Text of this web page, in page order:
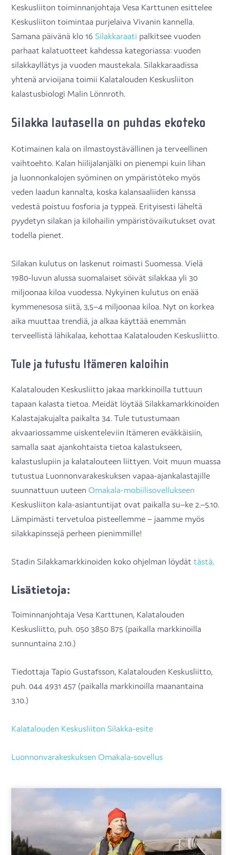
Keskusliiton toiminnanjohtaja Vesa Karttunen esittelee
Keskusliiton toimintaa purjelaiva Vivanin kannella.
Samana päivänä klo 16Silakkaraati palkitsee vuoden
parhaat kalatuotteet kahdessa kategoriassa: vuoden
silakkayllätys ja vuoden maustekala. Silakkaraadissa
yhtenä arvioijana toimii Kalatalouden Keskusliiton
kalastusbiologi Malin Lönnroth.
Silakka lautasella on puhdas ekoteko
Kotimainen kala on ilmastoystävällinen ja terveellinen
vaihtoehto. Kalan hiilijalanjälki on pienempi kuin lihan
ja luonnonkalojen syöminen on ympäristöteko myös
veden laadun kannalta, koska kalansaaliiden kanssa
vedestä poistuu fosforia ja typpeä. Erityisesti läheltä
pyydetyn silakan ja kilohailin ympäristövaikutukset ovat
todella pienet.
Silakan kulutus on laskenut roimasti Suomessa. Vielä
1980-luvun alussa suomalaiset söivät silakkaa yli 30
miljoonaa kiloa vuodessa. Nykyinen kulutus on enää
kymmenesosa siitä, 3,5–4 miljoonaa kiloa. Nyt on korkea
aika muuttaa trendiä, ja alkaa käyttää enemmän
terveellistä lähikalaa, kehottaa Kalatalouden Keskusliitto.
Tule ja tutustu Itämeren kaloihin
Kalatalouden Keskusliitto jakaa markkinoilla tuttuun
tapaan kalasta tietoa. Meidät löytää Silakkamarkkinoiden
Kalastajakujalta paikalta 34. Tule tutustumaan
akvaariossamme uiskenteleviin Itämeren eväkkäisiin,
samalla saat ajankohtaista tietoa kalastukseen,
kalastuslupiin ja kalatalouteen liittyen. Voit muun muassa
tutustua Luonnonvarakeskuksen vapaa-ajankalastajille
suunnattuun uuteenOmakala-mobiilisovellukseen
Keskusliiton kala-asiantuntijat ovat paikalla su–ke 2.–5.10.
Lämpimästi tervetuloa pisteellemme – jaamme myös
silakkapinssejä perheen pienimmille!
Stadin Silakkamarkkinoiden koko ohjelman löydättästä.
Lisätietoja:
Toiminnanjohtaja Vesa Karttunen, Kalatalouden
Keskusliitto, puh. 050 3850 875 (paikalla markkinoilla
sunnuntaina 2.10.)
Tiedottaja Tapio Gustafsson, Kalatalouden Keskusliitto,
puh. 044 4931 457 (paikalla markkinoilla maanantaina
3.10.)
Kalatalouden Keskusliiton Silakka-esite
Luonnonvarakeskuksen Omakala-sovellus